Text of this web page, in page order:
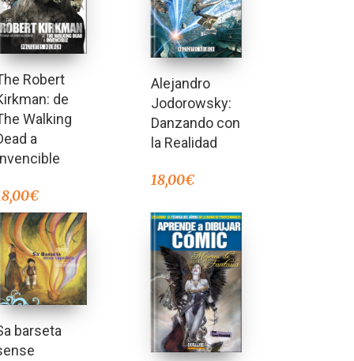
Robert
de
Walking
a
€
Alejandro
Jodorowsky:
Danzando con
la Realidad
18,00€
barseta